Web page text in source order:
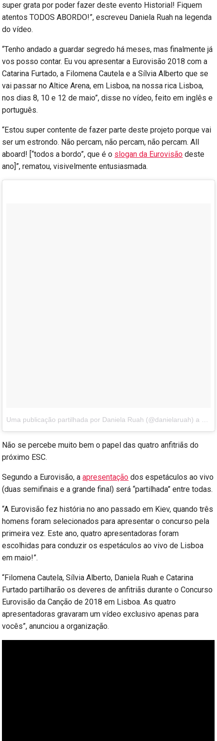
super grata por poder fazer deste evento Historial! Fiquem
atentos TODOS ABORDO!”, escreveu Daniela Ruah na legenda
do vídeo.
“Tenho andado a guardar segredo há meses, mas finalmente já
vos posso contar. Eu vou apresentar a Eurovisão 2018 com a
Catarina Furtado, a Filomena Cautela e a Sílvia Alberto que se
vai passar no Altice Arena, em Lisboa, na nossa rica Lisboa,
nos dias 8, 10 e 12 de maio”, disse no vídeo, feito em inglês e
português.
“Estou super contente de fazer parte deste projeto porque vai
ser um estrondo. Não percam, não percam, não percam. All
aboard! [“todos a bordo”, que é o slogan da Eurovisão deste
ano]”, rematou, visivelmente entusiasmada.
Uma publicação partilhada por Daniela Ruah (@danielaruah) a
Não se percebe muito bem o papel das quatro anfitriãs do
próximo ESC.
Segundo a Eurovisão, aapresentação dos espetáculos ao vivo
(duas semifinais e a grande final) será “partilhada” entre todas.
“A Eurovisão fez história no ano passado em Kiev, quando três
homens foram selecionados para apresentar o concurso pela
primeira vez. Este ano, quatro apresentadoras foram
escolhidas para conduzir os espetáculos ao vivo de Lisboa
em maio!”.
“Filomena Cautela, Sílvia Alberto, Daniela Ruah e Catarina
Furtado partilharão os deveres de anfitriãs durante o Concurso
Eurovisão da Canção de 2018 em Lisboa. As quatro
apresentadoras gravaram um vídeo exclusivo apenas para
vocês”, anunciou a organização.